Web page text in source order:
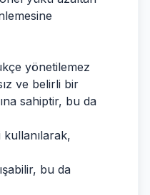
yönetilemez
ve belirli bir
sahiptir, bu da
bu da